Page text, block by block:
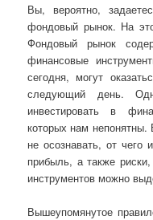
Вы, вероятно,
фондовый рынок. На
Фондовый рынок
финансовые
сегодня, могут
следующий день.
инвестировать в
которых нам
не осознавать, от чего
прибыль, а также
инструментов можно
Вышеупомянутое